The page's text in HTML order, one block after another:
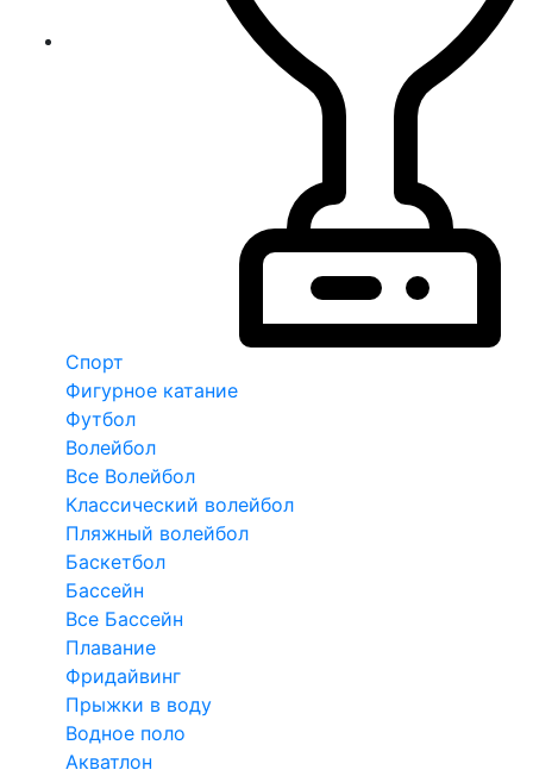
Спорт
Фигурное катание
Футбол
Волейбол
Все Волейбол
Классический волейбол
Пляжный волейбол
Баскетбол
Бассейн
Все Бассейн
Плавание
Фридайвинг
Прыжки в воду
Водное поло
Акватлон